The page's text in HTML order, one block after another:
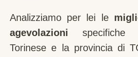
Analizziamo per lei le
agevolazioni
Torinese e la provincia di